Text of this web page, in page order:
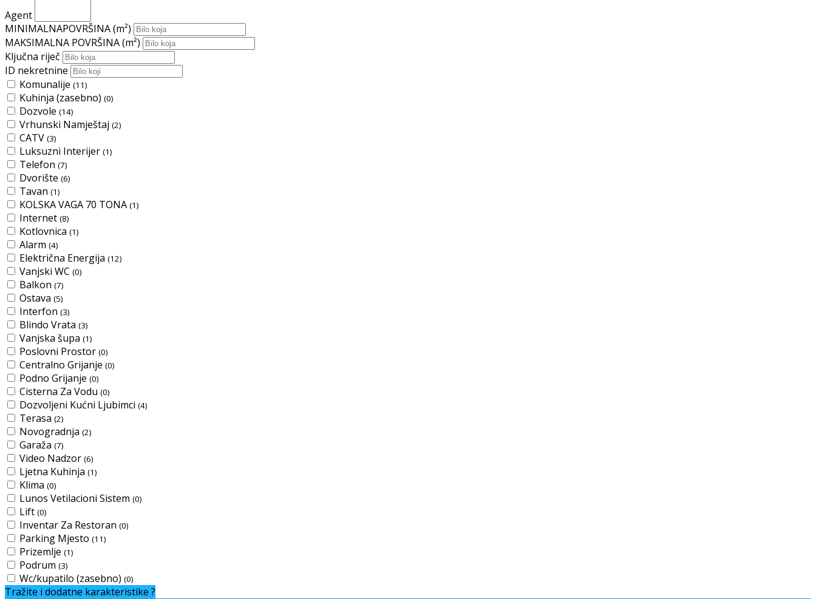
Agent
MINIMALNAPOVRŠINA(m²)
MAKSIMALNA POVRŠINA(m²)
Ključna riječ
ID nekretnine
Komunalije (11)
Kuhinja (zasebno) (0)
Dozvole (14)
Vrhunski Namještaj (2)
CATV (3)
Luksuzni Interijer (1)
Telefon (7)
Dvorište (6)
Tavan (1)
KOLSKA VAGA 70 TONA (1)
Internet (8)
Kotlovnica (1)
Alarm (4)
Električna Energija (12)
Vanjski WC (0)
Balkon (7)
Ostava (5)
Interfon (3)
Blindo Vrata (3)
Vanjska šupa (1)
Poslovni Prostor (0)
Centralno Grijanje (0)
Podno Grijanje (0)
Cisterna Za Vodu (0)
Dozvoljeni Kućni Ljubimci (4)
Terasa (2)
Novogradnja (2)
Garaža (7)
Video Nadzor (6)
Ljetna Kuhinja (1)
Klima (0)
Lunos Vetilacioni Sistem (0)
Lift (0)
Inventar Za Restoran (0)
Parking Mjesto (11)
Prizemlje (1)
Podrum (3)
Wc/kupatilo (zasebno) (0)
Tražite i dodatne karakteristike ?